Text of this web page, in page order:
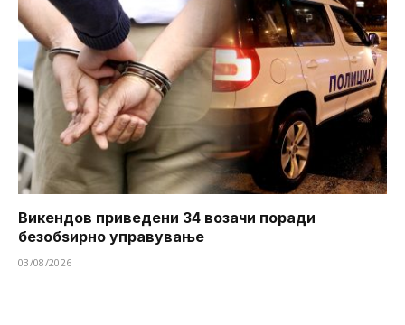
Викендов приведени 34 возачи поради
безобѕирно управување
03/08/2026